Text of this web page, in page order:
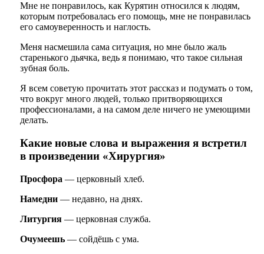
Мне не понравилось, как Курятин относился к людям,
которым потребовалась его помощь, мне не понравилась
его самоуверенность и наглость.
Меня насмешила сама ситуация, но мне было жаль
старенького дьячка, ведь я понимаю, что такое сильная
зубная боль.
Я всем советую прочитать этот рассказ и подумать о том,
что вокруг много людей, только притворяющихся
профессионалами, а на самом деле ничего не умеющими
делать.
Какие новые слова и выражения я встретил
в произведении «Хирургия»
Просфора — церковный хлеб.
Намедни— недавно, на днях.
Литургия— церковная служба.
Очумеешь— сойдёшь с ума.